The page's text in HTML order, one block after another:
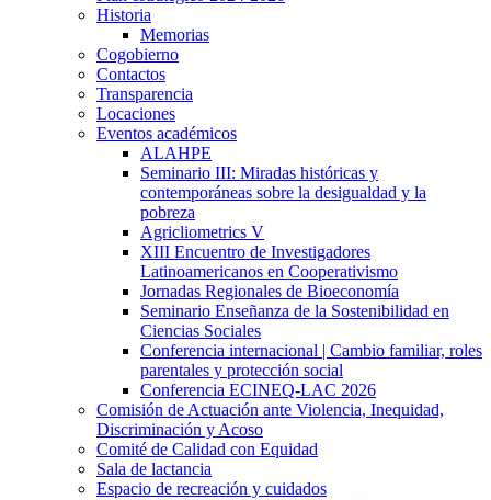
Historia
Memorias
Cogobierno
Contactos
Transparencia
Locaciones
Eventos académicos
ALAHPE
Seminario III: Miradas históricas y
contemporáneas sobre la desigualdad y la
pobreza
Agricliometrics V
XIII Encuentro de Investigadores
Latinoamericanos en Cooperativismo
Jornadas Regionales de Bioeconomía
Seminario Enseñanza de la Sostenibilidad en
Ciencias Sociales
Conferencia internacional | Cambio familiar, roles
parentales y protección social
Conferencia ECINEQ-LAC 2026
Comisión de Actuación ante Violencia, Inequidad,
Discriminación y Acoso
Comité de Calidad con Equidad
Sala de lactancia
Espacio de recreación y cuidados